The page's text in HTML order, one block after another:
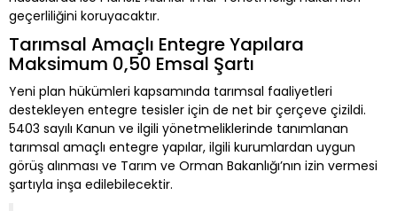
geçerliliğini koruyacaktır.
Tarımsal Amaçlı Entegre Yapılara
Maksimum 0,50 Emsal Şartı
Yeni plan hükümleri kapsamında tarımsal faaliyetleri
destekleyen entegre tesisler için de net bir çerçeve çizildi.
5403 sayılı Kanun ve ilgili yönetmeliklerinde tanımlanan
tarımsal amaçlı entegre yapılar, ilgili kurumlardan uygun
görüş alınması ve Tarım ve Orman Bakanlığı’nın izin vermesi
şartıyla inşa edilebilecektir.